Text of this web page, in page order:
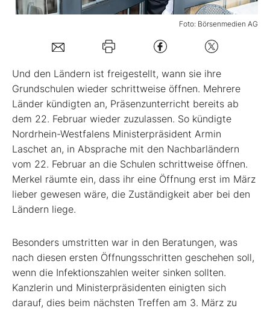
Mein Konto
Folgen Sie uns
Kontakt
Foto: Börsenmedien AG
Und den Ländern ist freigestellt, wann sie ihre
Grundschulen wieder schrittweise öffnen. Mehrere
Länder kündigten an, Präsenzunterricht bereits ab
dem 22. Februar wieder zuzulassen. So kündigte
Nordrhein-Westfalens Ministerpräsident Armin
Laschet an, in Absprache mit den Nachbarländern
vom 22. Februar an die Schulen schrittweise öffnen.
Merkel räumte ein, dass ihr eine Öffnung erst im März
lieber gewesen wäre, die Zuständigkeit aber bei den
Ländern liege.
Besonders umstritten war in den Beratungen, was
nach diesen ersten Öffnungsschritten geschehen soll,
wenn die Infektionszahlen weiter sinken sollten.
Kanzlerin und Ministerpräsidenten einigten sich
darauf, dies beim nächsten Treffen am 3. März zu